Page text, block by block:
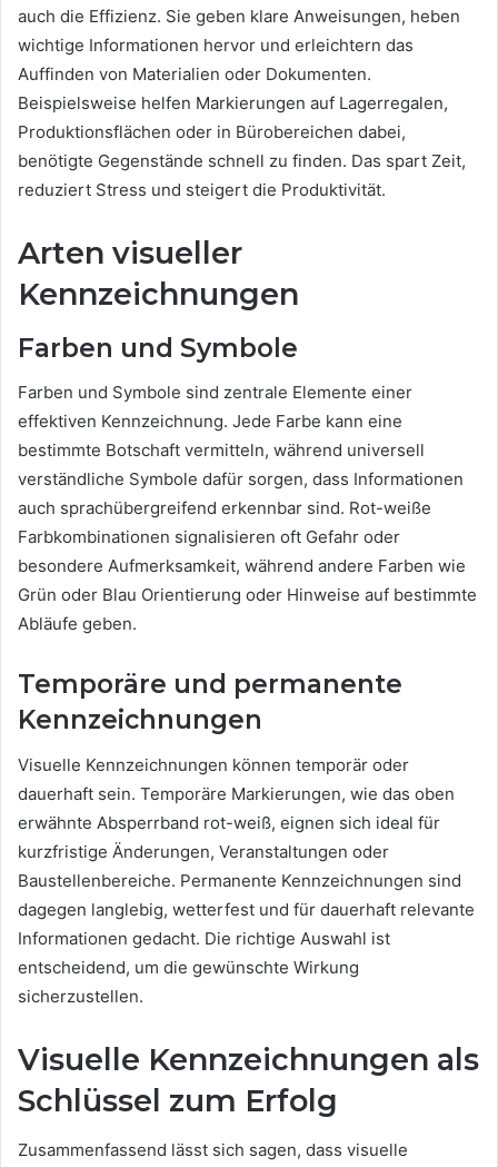
auch die Effizienz. Sie geben klare Anweisungen, heben
wichtige Informationen hervor und erleichtern das
Auffinden von Materialien oder Dokumenten.
Beispielsweise helfen Markierungen auf Lagerregalen,
Produktionsflächen oder in Bürobereichen dabei,
benötigte Gegenstände schnell zu finden. Das spart Zeit,
reduziert Stress und steigert die Produktivität.
Arten visueller
Kennzeichnungen
Farben und Symbole
Farben und Symbole sind zentrale Elemente einer
effektiven Kennzeichnung. Jede Farbe kann eine
bestimmte Botschaft vermitteln, während universell
verständliche Symbole dafür sorgen, dass Informationen
auch sprachübergreifend erkennbar sind. Rot-weiße
Farbkombinationen signalisieren oft Gefahr oder
besondere Aufmerksamkeit, während andere Farben wie
Grün oder Blau Orientierung oder Hinweise auf bestimmte
Abläufe geben.
Temporäre und permanente
Kennzeichnungen
Visuelle Kennzeichnungen können temporär oder
dauerhaft sein. Temporäre Markierungen, wie das oben
erwähnte Absperrband rot-weiß, eignen sich ideal für
kurzfristige Änderungen, Veranstaltungen oder
Baustellenbereiche. Permanente Kennzeichnungen sind
dagegen langlebig, wetterfest und für dauerhaft relevante
Informationen gedacht. Die richtige Auswahl ist
entscheidend, um die gewünschte Wirkung
sicherzustellen.
Visuelle Kennzeichnungen als
Schlüssel zum Erfolg
Zusammenfassend lässt sich sagen, dass visuelle